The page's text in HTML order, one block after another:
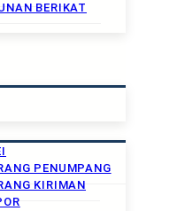
BERIKAT
PENUMPANG
KIRIMAN